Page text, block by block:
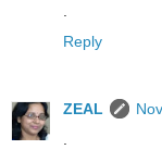
.
Reply
ZEAL
.